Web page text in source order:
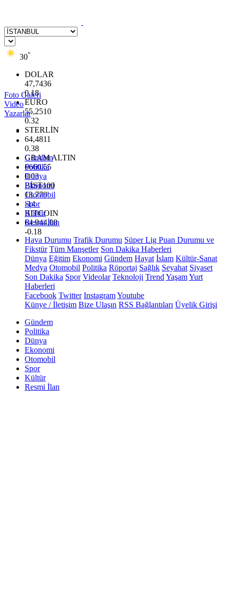
30°
DOLAR
47,7436
0.18
EURO
55,2510
0.32
STERLİN
64,4811
0.38
GRAM ALTIN
6660.55
0.03
BİST100
13.779
-14
BITCOIN
64.944,08
-0.18
Foto Galeri
Video
Yazarlar
Gündem
Politika
Dünya
Ekonomi
Otomobil
Spor
Kültür
Resmi İlan
Hava Durumu Trafik Durumu Süper Lig Puan Durumu ve
Fikstür Tüm Manşetler Son Dakika Haberleri
Dünya Eğitim Ekonomi Gündem Hayat İslam Kültür-Sanat
Medya Otomobil Politika Röportaj Sağlık Seyahat Siyaset
Son Dakika Spor Videolar Teknoloji Trend YaşamYurt
Haberleri
Facebook Twitter InstagramYoutube
Künye / İletişim Bize Ulaşın RSS Bağlantıları Üyelik Girişi
Gündem
Politika
Dünya
Ekonomi
Otomobil
Spor
Kültür
Resmi İlan